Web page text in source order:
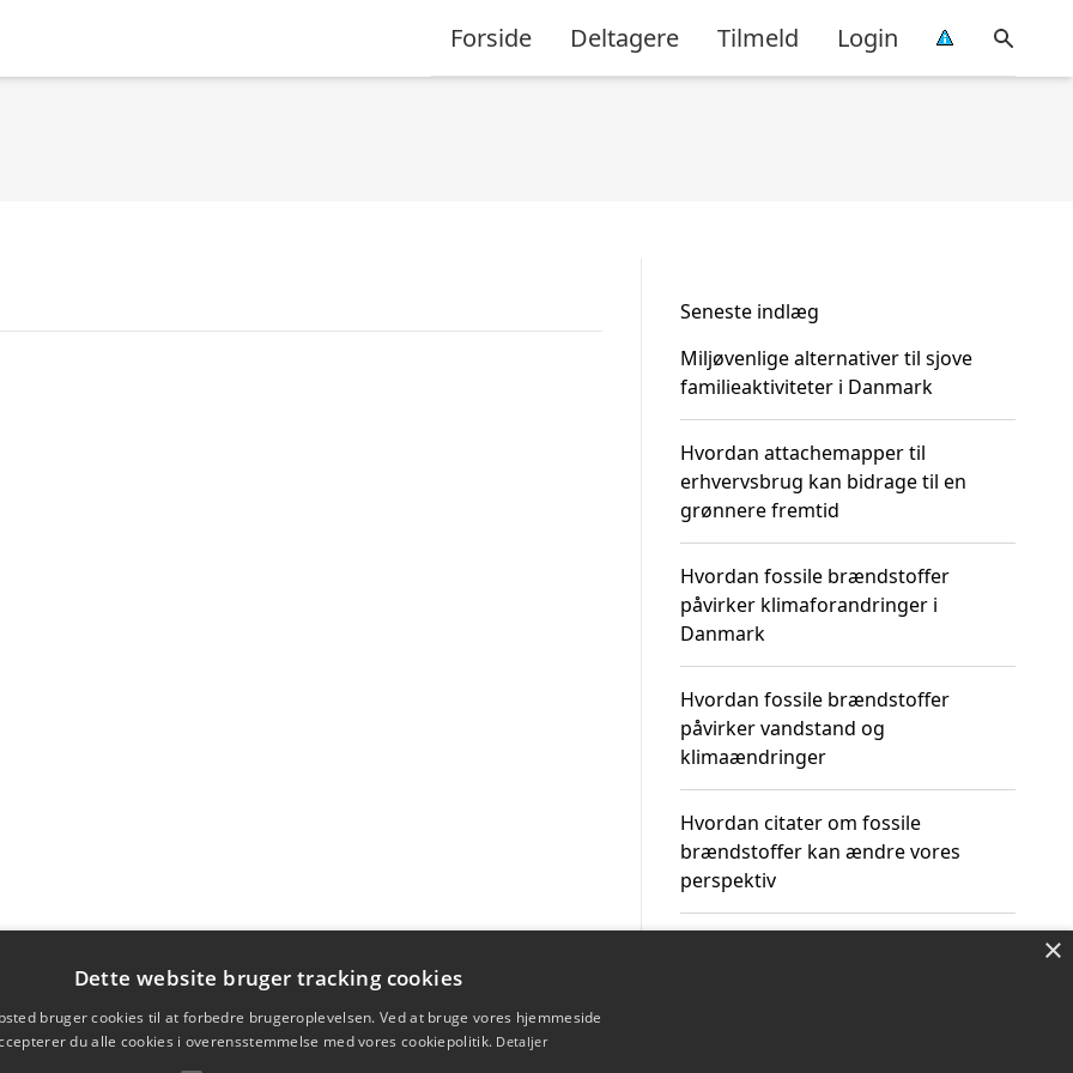
Forside Deltagere Tilmeld Login
Seneste indlæg
Miljøvenlige alternativer til sjove
familieaktiviteter i Danmark
Hvordan attachemapper til
erhvervsbrug kan bidrage til en
grønnere fremtid
Hvordan fossile brændstoffer
påvirker klimaforandringer i
Danmark
Hvordan fossile brændstoffer
påvirker vandstand og
klimaændringer
Hvordan citater om fossile
brændstoffer kan ændre vores
perspektiv
×
Dette website bruger tracking cookies
bruger cookies til at forbedre brugeroplevelsen. Ved at bruge vores hjemmeside
du alle cookies i overensstemmelse med vores cookiepolitik. Detaljer